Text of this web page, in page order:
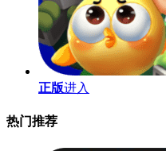
正版进入
热门推荐